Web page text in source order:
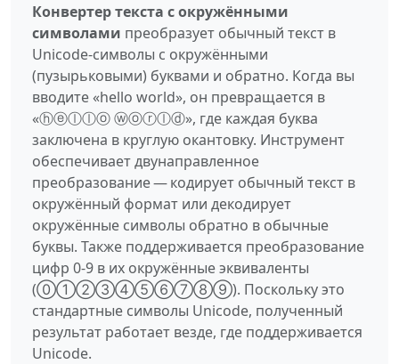
Конвертер текста с окружёнными
символами преобразует обычный текст в
Unicode‑символы с окружёнными
(пузырьковыми) буквами и обратно. Когда вы
вводите «hello world», он превращается в
«ⓗⓔⓛⓛⓞ ⓦⓞⓡⓛⓓ», где каждая буква
заключена в круглую окантовку. Инструмент
обеспечивает двунаправленное
преобразование — кодирует обычный текст в
окружённый формат или декодирует
окружённые символы обратно в обычные
буквы. Также поддерживается преобразование
цифр 0‑9 в их окружённые эквиваленты
(⓪①②③④⑤⑥⑦⑧⑨). Поскольку это
стандартные символы Unicode, полученный
результат работает везде, где поддерживается
Unicode.